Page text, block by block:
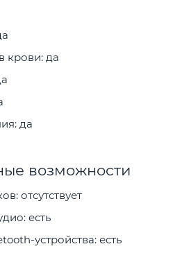
крови: да
да
возможности
отсутствует
есть
устройства: есть